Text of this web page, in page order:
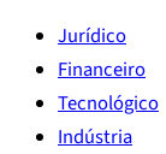
Jurídico
Financeiro
Tecnológico
Indústria